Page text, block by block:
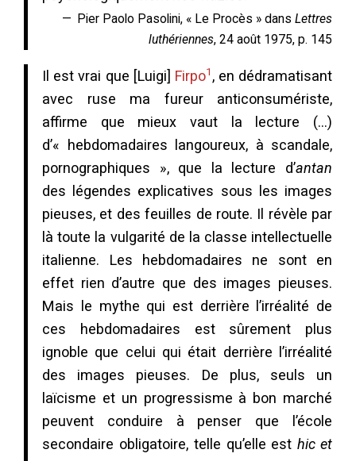
Pier Paolo Pasolini, « Le Procès » dans Lettres
luthériennes, 24 août 1975, p. 145
Il est vrai que [Luigi] Firpo1 , en dédramatisant
avec ruse ma fureur anticonsumériste,
affirme que mieux vaut la lecture (…)
d’« hebdomadaires langoureux, à scandale,
pornographiques », que la lecture d’antan
des légendes explicatives sous les images
pieuses, et des feuilles de route. Il révèle par
là toute la vulgarité de la classe intellectuelle
italienne. Les hebdomadaires ne sont en
effet rien d’autre que des images pieuses.
Mais le mythe qui est derrière l’irréalité de
ces hebdomadaires est sûrement plus
ignoble que celui qui était derrière l’irréalité
des images pieuses. De plus, seuls un
laïcisme et un progressisme à bon marché
peuvent conduire à penser que l’école
secondaire obligatoire, telle qu’elle esthic et